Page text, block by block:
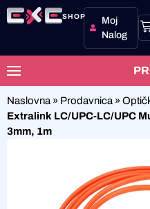
SHOP
Moj
Nalog
Naslovna » Prodavnica »
Extralink LC/UPC-LC/UPC
3mm, 1m